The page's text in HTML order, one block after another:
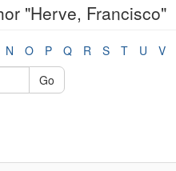
"Herve, Francisco"
N O P Q R S T U V
Go